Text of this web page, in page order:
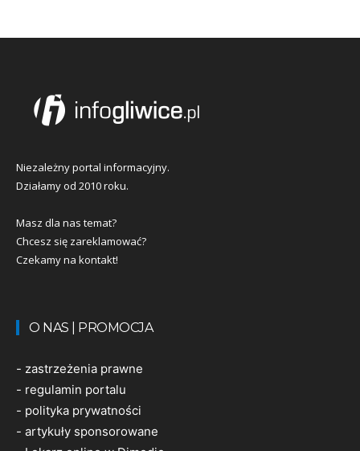
Niezależny portal informacyjny.
Działamy od 2010 roku.
Masz dla nas temat?
Chcesz się zareklamować?
Czekamy na kontakt!
O NAS | PROMOCJA
- zastrzeżenia prawne
- regulamin portalu
- polityka prywatności
- artykuły sponsorowane